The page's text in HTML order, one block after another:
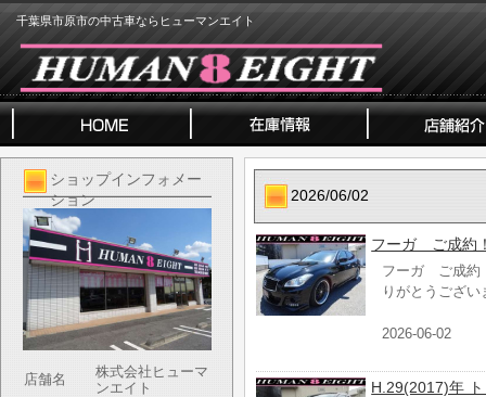
千葉県市原市の中古車ならヒューマンエイト
ショップインフォメー
ション
店舗名
株式会社ヒューマ
ンエイト
2026/06/02
フーガ ご成約
フーガ ご成約
りがとうござ
2026-06-02
H.29(2017)年